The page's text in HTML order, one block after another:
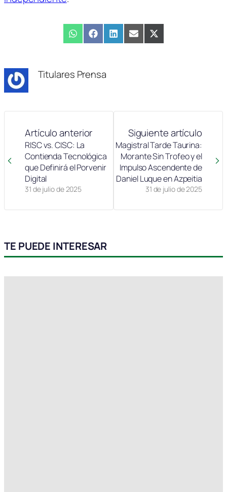
Compartir
en
WhatsAppCompartir
en
FacebookCompartir
en
LinkedInCompartir
en
EmailCompartir
en
X
(Twitter)
Titulares Prensa
Artículo anterior
31 de julio de 2025
RISC vs. CISC: La
Contienda Tecnológica
que Definirá el Porvenir
Digital
Siguiente artículo
31 de julio de 2025
Magistral Tarde Taurina:
Morante Sin Trofeo y el
Impulso Ascendente de
Daniel Luque en Azpeitia
TE PUEDE INTERESAR